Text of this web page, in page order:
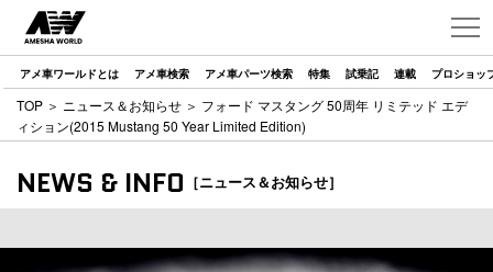
アメ車ワールドとは アメ車検索 アメ車パーツ検索 特集 試乗記 連載 プロショッ
TOP ＞ ニュース＆お知らせ ＞ フォード マスタング 50周年 リミテッド エデ
ィション(2015 Mustang 50 Year Limited Edition)
NEWS & INFO ［ニュース＆お知らせ］